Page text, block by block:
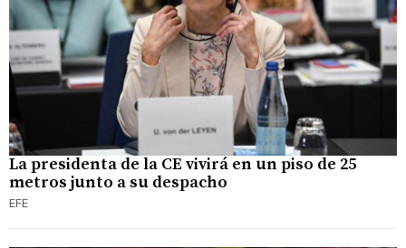
La presidenta de la CE vivirá en un piso de 25
metros junto a su despacho
EFE